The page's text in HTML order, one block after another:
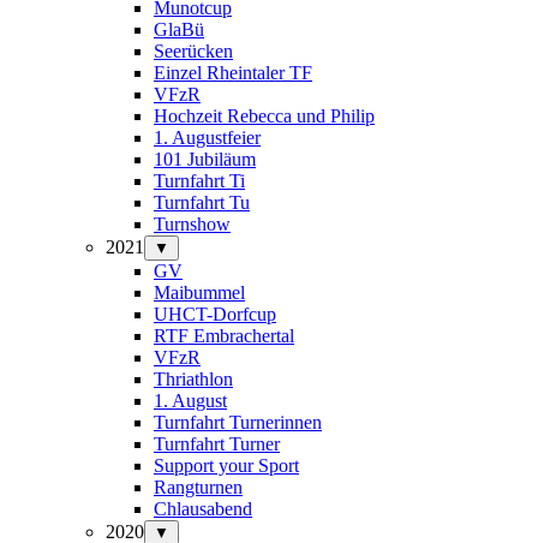
Munotcup
GlaBü
Seerücken
Einzel Rheintaler TF
VFzR
Hochzeit Rebecca und Philip
1. Augustfeier
101 Jubiläum
Turnfahrt Ti
Turnfahrt Tu
Turnshow
2021
▼
GV
Maibummel
UHCT-Dorfcup
RTF Embrachertal
VFzR
Thriathlon
1. August
Turnfahrt Turnerinnen
Turnfahrt Turner
Support your Sport
Rangturnen
Chlausabend
2020
▼